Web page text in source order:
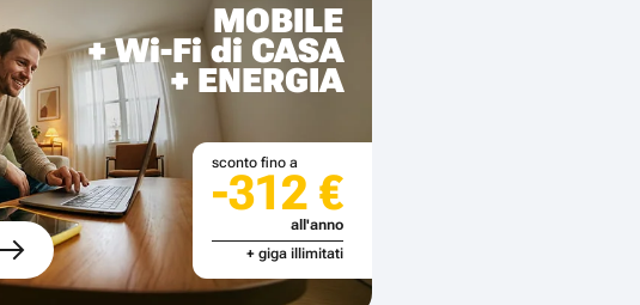
MOBILE
+ Wi-Fi di CASA
+ ENERGIA
sconto fino a
-312 €
all'anno
+ giga illimitati